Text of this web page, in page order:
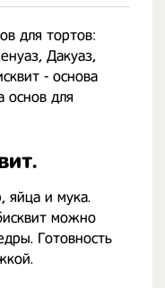
для тортов:
Дакуаз,
- основа
основ для
яйца и мука.
можно
Готовность